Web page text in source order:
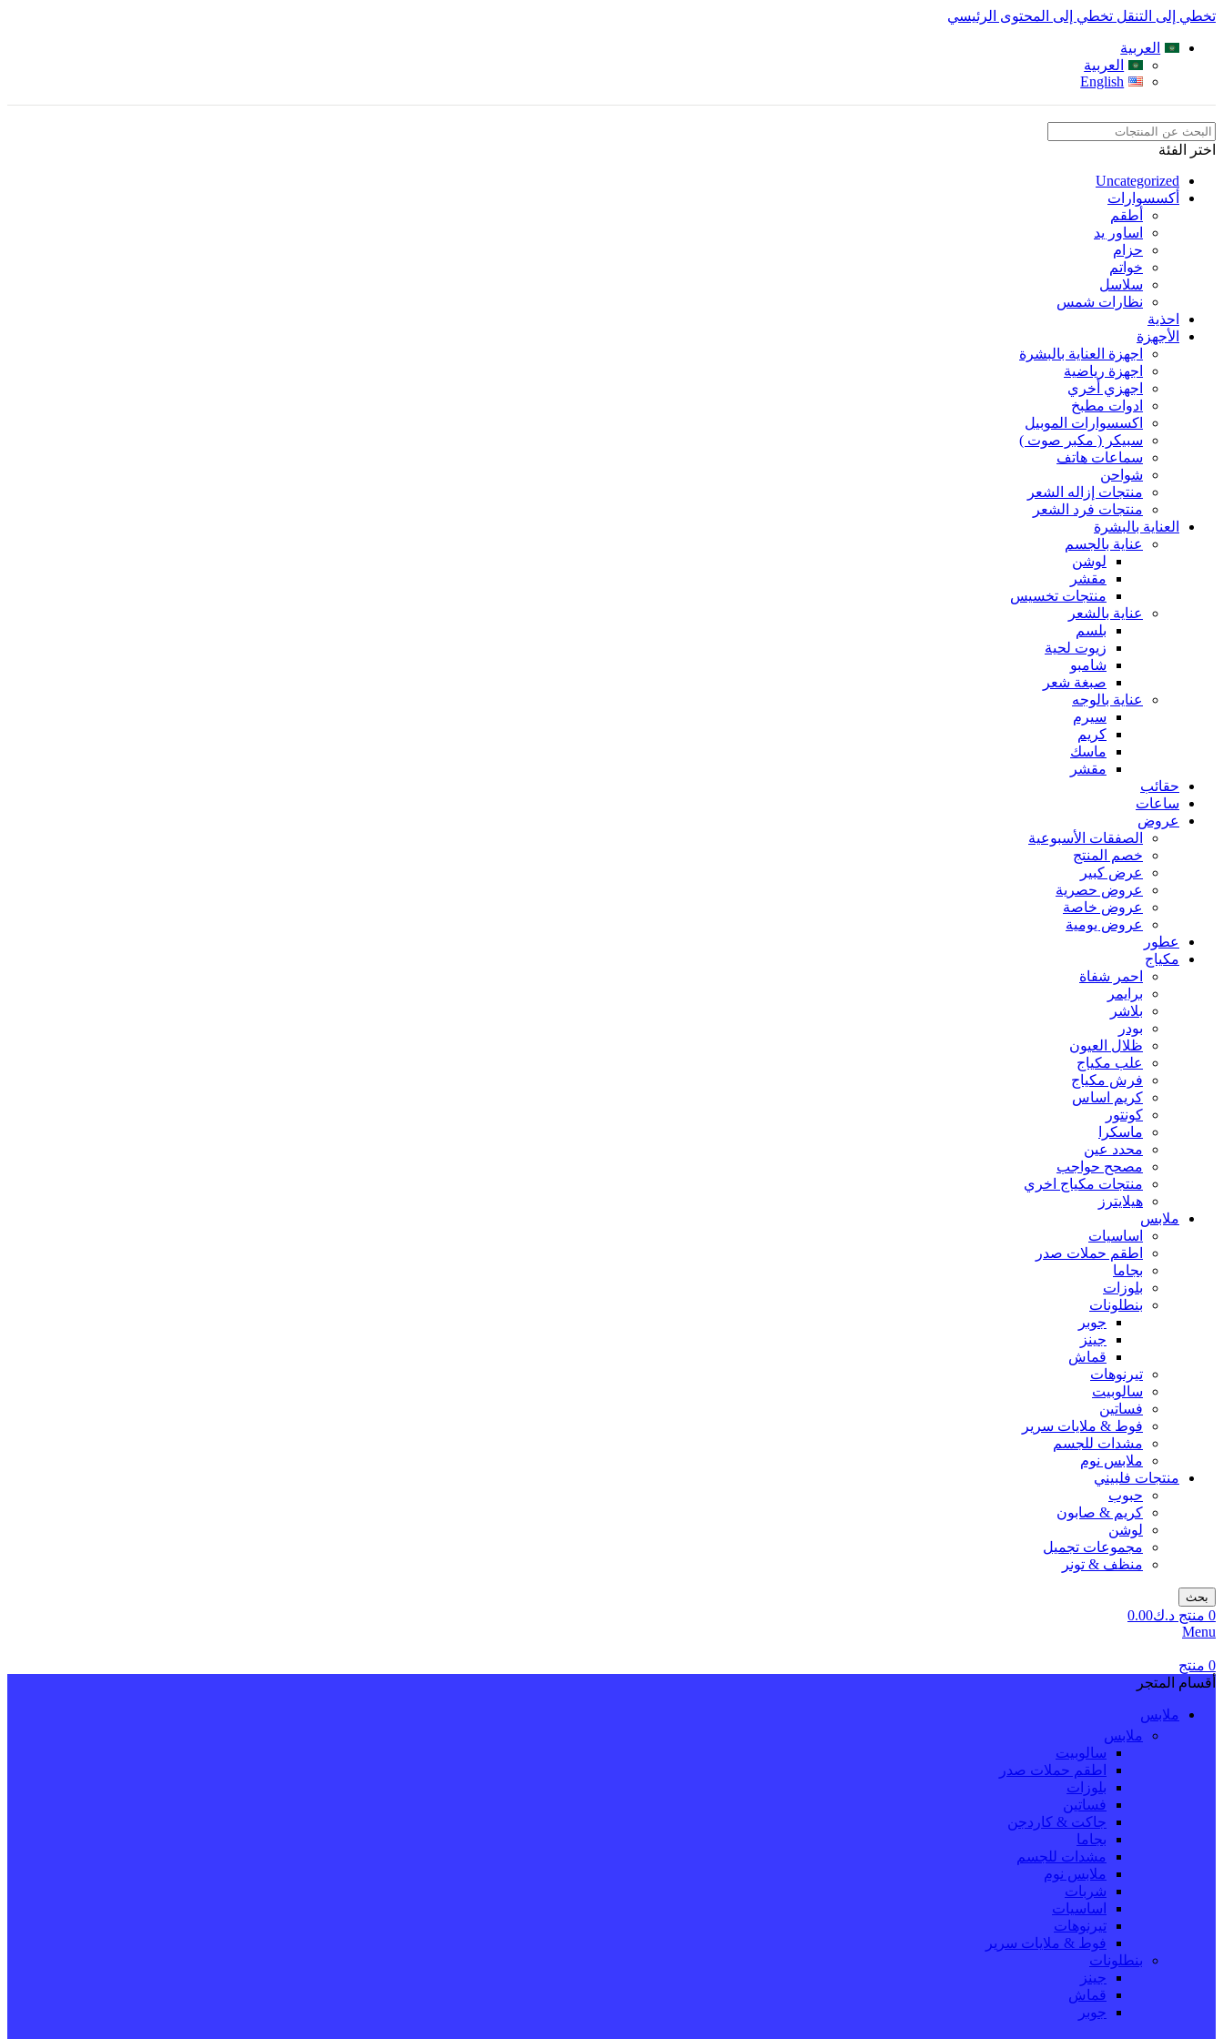
تخطي إلى التنقل تخطي إلى المحتوى الرئيسي
العربية
العربية
English
اختر الفئة
Uncategorized
أكسسوارات
أطقم
اساور يد
حزام
خواتم
سلاسل
نظارات شمس
احذية
الأجهزة
اجهزة العناية بالبشرة
اجهزة رياضية
اجهزي أخري
ادوات مطبخ
اكسسوارات الموبيل
سبيكر ( مكبر صوت )
سماعات هاتف
شواحن
منتجات إزاله الشعر
منتجات فرد الشعر
العناية بالبشرة
عناية بالجسم
لوشن
مقشر
منتجات تخسيس
عناية بالشعر
بلسم
زيوت لحية
شامبو
صبغة شعر
عناية بالوجه
سيرم
كريم
ماسك
مقشر
حقائب
ساعات
عروض
الصفقات الأسبوعية
خصم المنتج
عرض كبير
عروض حصرية
عروض خاصة
عروض يومية
عطور
مكياج
احمر شفاة
برايمر
بلاشر
بودر
ظلال العيون
علب مكياج
فرش مكياج
كريم اساس
كونتور
ماسكرا
محدد عين
مصحح حواجب
منتجات مكياج اخري
هيلايترز
ملابس
اساسيات
اطقم حملات صدر
بجاما
بلوزات
بنطلونات
جوبر
جينز
قماش
تيرنوهات
سالوبيت
فساتين
فوط & ملايات سرير
مشدات للجسم
ملابس نوم
منتجات فلبيني
حبوب
كريم & صابون
لوشن
مجموعات تجميل
منظف & تونر
بحث
0 منتج د.ك0.00
Menu
0 منتج
أقسام المتجر
ملابس
ملابس
سالوبيت
اطقم حملات صدر
بلوزات
فساتين
جاكت & كاردجن
بجاما
مشدات للجسم
ملابس نوم
شربات
اساسيات
تيرنوهات
فوط & ملايات سرير
بنطلونات
جينز
قماش
جوبر